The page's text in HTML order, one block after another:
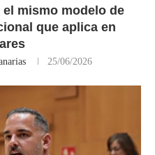
mismo modelo de
que aplica en
25/06/2026